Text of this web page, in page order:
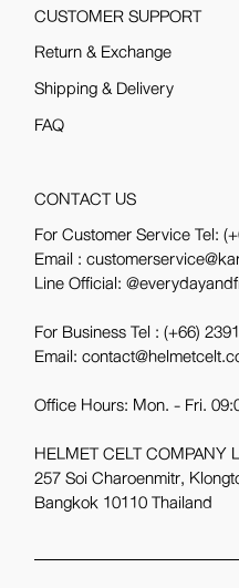
CUSTOMER SUPPORT
Return & Exchange
Shipping & Delivery
FAQ
CONTACT US
For Customer Service Tel:
Email :
Line Official:
For Business Tel :(+66)
Email:
Office Hours: Mon. - Fri.
HELMET CELT COMPANY
257 Soi Charoenmitr,
Bangkok 10110 Thailand